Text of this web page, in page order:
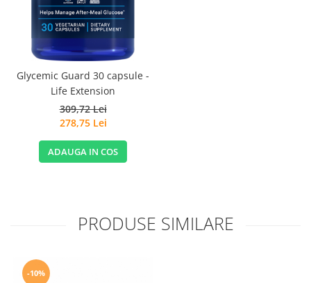
Glycemic Guard 30 capsule -
Life Extension
309,72 Lei
278,75 Lei
ADAUGA IN COS
PRODUSE SIMILARE
-10%